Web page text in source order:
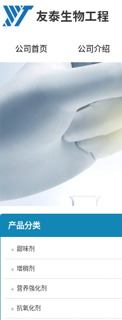
公司首页 公司介绍
产品分类
甜味剂
增稠剂
营养强化剂
抗氧化剂